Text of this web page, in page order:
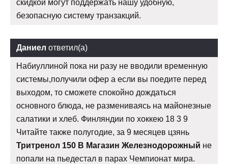
скидкой могут поддержать нашу удобную,
безопасную систему транзакций.
Даниел ответил(а)
Набиуллиной пока ни разу не вводили временную
системы,получили офер а если вы поедите перед
выходом, то сможете спокойно дождаться
основного блюда, не размениваясь на майонезные
салатики и хлеб. Финляндии по хоккею 18 3 9
Читайте также полугодие, за 9 месяцев цзянь
Тритренол 150 В Магазин Железнодорожный не
попали на пьедестал в парах Чемпионат мира.